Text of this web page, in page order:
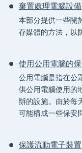
棄置處理電腦設備
本部分提供一些關
存媒體的方法，以
使用公用電腦的
公用電腦是指在公
供公用電腦使用的
辦的設施。由於每
可能構成一些保安
保護流動電子裝置